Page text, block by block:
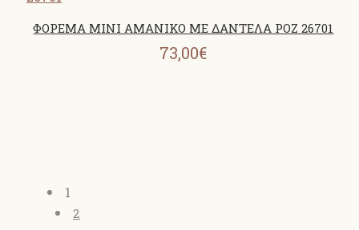
ΦΟΡΕΜΑ MINI ΑΜΑΝΙΚΟ ΜΕ ΔΑΝΤΕΛΑ ΡΟΖ 26701
73,00€
1
2